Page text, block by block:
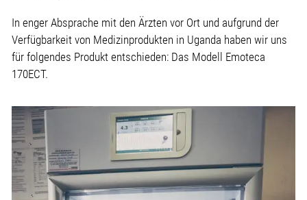
In enger Absprache mit den Ärzten vor Ort und aufgrund der
Verfügbarkeit von Medizinprodukten in Uganda haben wir uns
für folgendes Produkt entschieden: Das Modell Emoteca
170ECT.